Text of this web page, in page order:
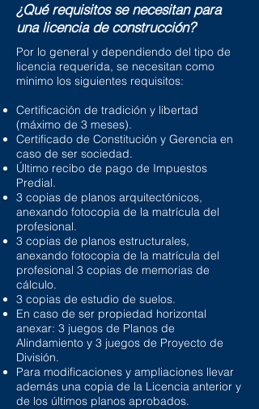
¿Qué requisitos se necesitan para
una licencia de construcción?
Por lo general y dependiendo del tipo de
licencia requerida, se necesitan como
minimo los siguientes requisitos:
Certificación de tradición y libertad
(máximo de 3 meses).
Certificado de Constitución y Gerencia en
caso de ser sociedad.
Último recibo de pago de Impuestos
Predial.
3 copias de planos arquitectónicos,
anexando fotocopia de la matrícula del
profesional.
3 copias de planos estructurales,
anexando fotocopia de la matrícula del
profesional 3 copias de memorias de
cálculo.
3 copias de estudio de suelos.
En caso de ser propiedad horizontal
anexar: 3 juegos de Planos de
Alindamiento y 3 juegos de Proyecto de
División.
Para modificaciones y ampliaciones llevar
además una copia de la Licencia anterior y
de los últimos planos aprobados.